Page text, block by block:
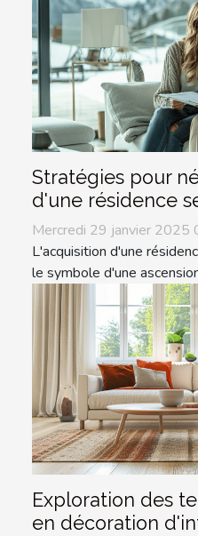
Stratégies pour
d'une résidence
Mercredi 29 janvier 2025
L'acquisition d'une
le symbole d'une
Exploration des
en décoration